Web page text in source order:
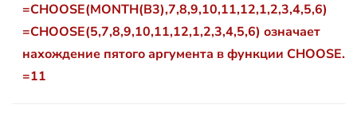
=CHOOSE(MONTH(B3),7,8,9,10,11,12,1,2,3,4,5,6)
=CHOOSE(5,7,8,9,10,11,12,1,2,3,4,5,6) означает
нахождение пятого аргумента в функции CHOOSE.
=11